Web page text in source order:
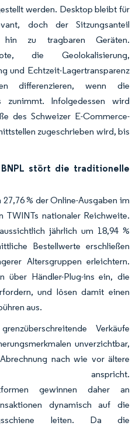
werden. Desktop bleibt für
doch der Sitzungsanteil
zu tragbaren Geräten.
die Geolokalisierung,
und Echtzeit-Lagertransparenz
differenzieren, wenn die
zunimmt. Infolgedessen wird
des Schweizer E-Commerce-
zugeschrieben wird, bis
stört die traditionelle
% der Online-Ausgaben im
TWINTs nationaler Reichweite.
jährlich um 18,94 %
Bestellwerte erschließen
Altersgruppen erleichtern.
über Händler-Plug-ins ein, die
und lösen damit einen
aus.
Verkäufe
unverzichtbar,
nach wie vor ältere
anspricht.
gewinnen daher an
dynamisch auf die
leiten. Da die